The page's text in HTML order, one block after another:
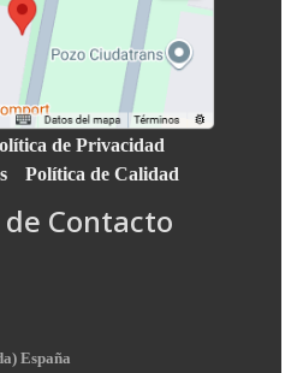
de Privacidad
Política de Calidad
Contacto
) España